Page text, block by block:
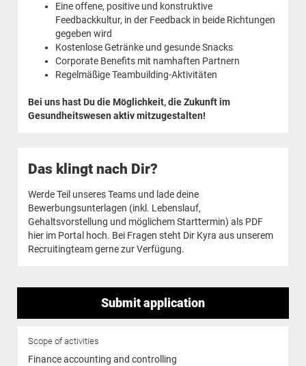
Eine offene, positive und konstruktive
Feedbackkultur, in der Feedback in beide Richtungen
gegeben wird
Kostenlose Getränke und gesunde Snacks
Corporate Benefits mit namhaften Partnern
Regelmäßige Teambuilding-Aktivitäten
Bei uns hast Du die Möglichkeit, die Zukunft im
Gesundheitswesen aktiv mitzugestalten!
Das klingt nach Dir?
Werde Teil unseres Teams und lade deine
Bewerbungsunterlagen (inkl. Lebenslauf,
Gehaltsvorstellung und möglichem Starttermin) als PDF
hier im Portal hoch. Bei Fragen steht Dir Kyra aus unserem
Recruitingteam gerne zur Verfügung.
Submit application
Scope of activities
Finance accounting and controlling